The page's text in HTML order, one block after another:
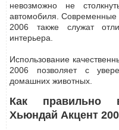
невозможно не
автомобиля. Современные
2006 также служат
интерьера.
Использование
2006 позволяет с
домашних животных.
Как правильно
Хьюндай Акцент